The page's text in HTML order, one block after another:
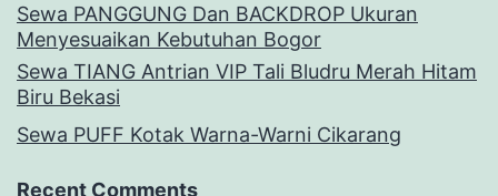
Sewa PANGGUNG Dan BACKDROP Ukuran
Menyesuaikan Kebutuhan Bogor
Sewa TIANG Antrian VIP Tali Bludru Merah Hitam
Biru Bekasi
Sewa PUFF Kotak Warna-Warni Cikarang
Recent Comments